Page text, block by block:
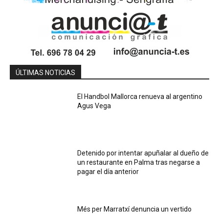
ÚLTIMAS NOTICIAS
El Handbol Mallorca renueva al argentino
Agus Vega
Detenido por intentar apuñalar al dueño de
un restaurante en Palma tras negarse a
pagar el día anterior
Més per Marratxí denuncia un vertido